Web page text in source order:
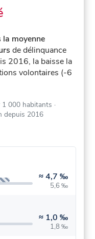
la moyenne
de délinquance
2016, la baisse la
volontaires (-6
000 habitants ·
depuis 2016
≈4,7 ‰
5,6 ‰
≈ 1,0 ‰
1,8 ‰